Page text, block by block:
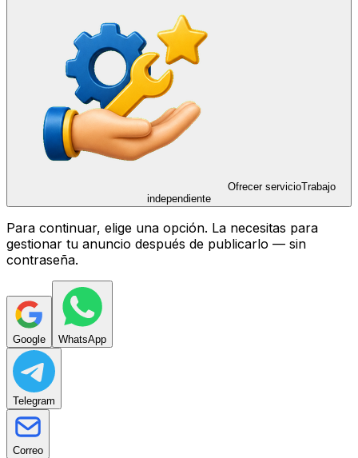
Ofrecer servicioTrabajo
independiente
Para continuar, elige una opción. La necesitas para
gestionar tu anuncio después de publicarlo — sin
contraseña.
Google WhatsApp
Telegram
Correo